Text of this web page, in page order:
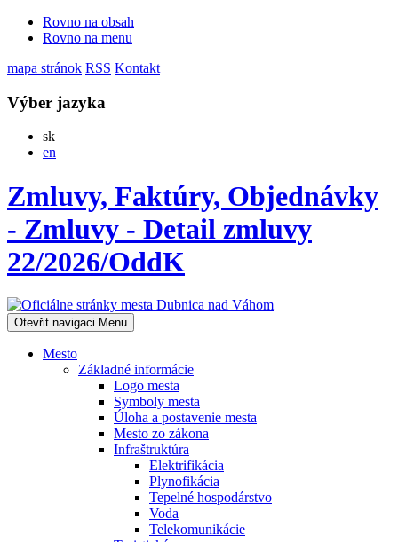
Rovno na obsah
Rovno na menu
mapa stránok RSS Kontakt
Výber jazyka
skSlovensky
en
Zmluvy, Faktúry, Objednávky
- Zmluvy - Detail zmluvy
22/2026/OddK
Otevřit navigaci Menu
Mesto
Základné informácie
Logo mesta
Symboly mesta
Úloha a postavenie mesta
Mesto zo zákona
Infraštruktúra
Elektrifikácia
Plynofikácia
Tepelné hospodárstvo
Voda
Telekomunikácie